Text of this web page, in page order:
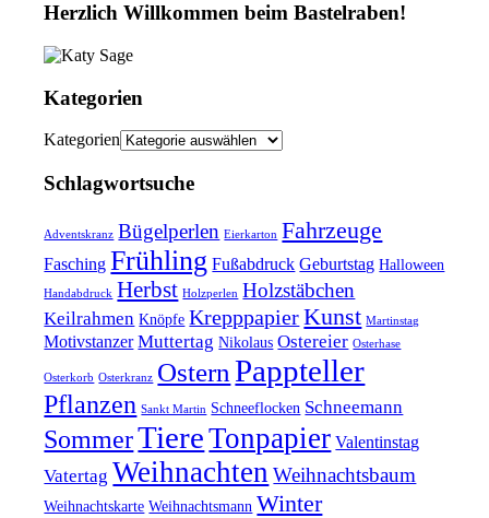
Herzlich Willkommen beim Bastelraben!
Kategorien
Kategorien
Schlagwortsuche
Adventskranz Bügelperlen Eierkarton Fahrzeuge
Fasching Frühling Fußabdruck Geburtstag Halloween
Handabdruck Herbst Holzperlen Holzstäbchen
Keilrahmen Knöpfe Krepppapier Kunst Martinstag
Motivstanzer Muttertag Nikolaus Ostereier Osterhase
Osterkorb Osterkranz Ostern Pappteller
Pflanzen Sankt Martin Schneeflocken Schneemann
SommerTiereTonpapier Valentinstag
Vatertag Weihnachten Weihnachtsbaum
Weihnachtskarte Weihnachtsmann Winter